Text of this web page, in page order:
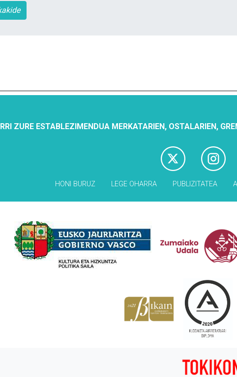
ZURE ESTABLEZIMENDUA MERKATARIEN, OSTALARIEN,
HONI BURUZ LEGE OHARRA PUBLIZITATEA